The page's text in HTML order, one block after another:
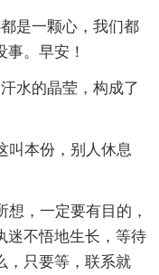
是一颗心，我们都
。早安！
水的晶莹，构成了
叫本份，别人休息
，一定要有目的，
迷不悟地生长，等待
，只要等，联系就